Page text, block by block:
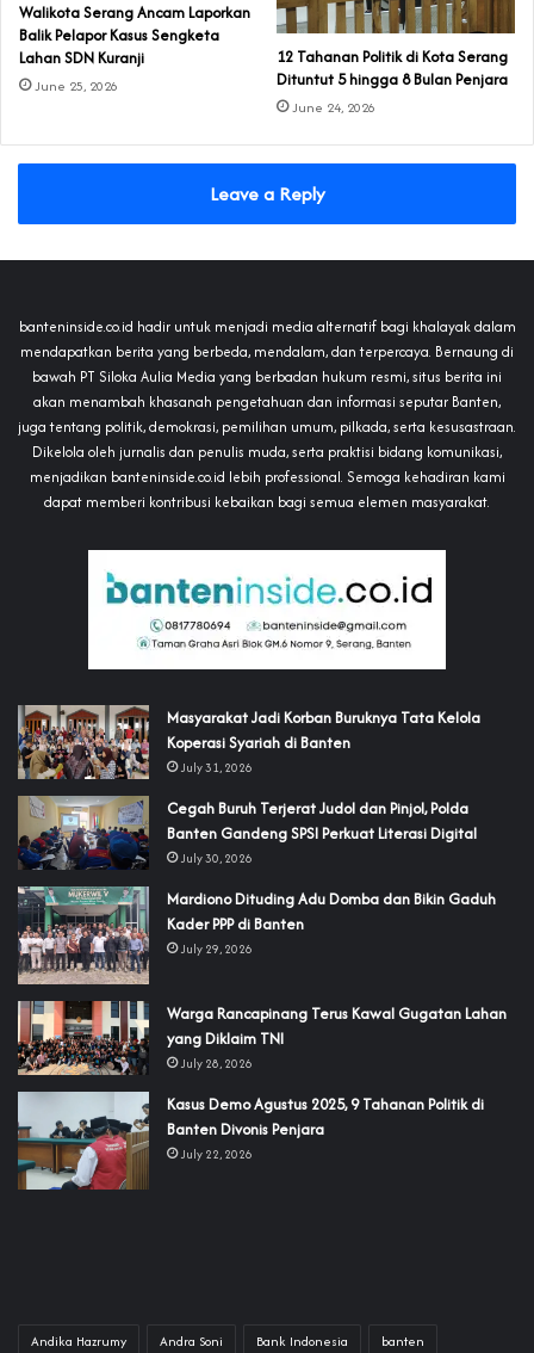
Walikota Serang Ancam Laporkan
Balik Pelapor Kasus Sengketa
Lahan SDN Kuranji‎
June 25, 2026
‎12 Tahanan Politik di Kota Serang
Dituntut 5 hingga 8 Bulan Penjara‎‎
June 24, 2026
Leave a Reply
banteninside.co.id hadir untuk menjadi media alternatif bagi khalayak dalam
mendapatkan berita yang berbeda, mendalam, dan terpercaya. Bernaung di
bawah PT Siloka Aulia Media yang berbadan hukum resmi, situs berita ini
akan menambah khasanah pengetahuan dan informasi seputar Banten,
juga tentang politik, demokrasi, pemilihan umum, pilkada, serta kesusastraan.
Dikelola oleh jurnalis dan penulis muda, serta praktisi bidang komunikasi,
menjadikan banteninside.co.id lebih professional. Semoga kehadiran kami
dapat memberi kontribusi kebaikan bagi semua elemen masyarakat.
‎Masyarakat Jadi Korban Buruknya Tata Kelola
Koperasi Syariah di Banten
July 31, 2026
Cegah Buruh Terjerat Judol dan Pinjol, Polda
Banten Gandeng SPSI Perkuat Literasi Digital
July 30, 2026
‎Mardiono Dituding Adu Domba dan Bikin Gaduh
Kader PPP di Banten
July 29, 2026
‎Warga Rancapinang Terus Kawal Gugatan Lahan
yang Diklaim TNI‎‎
July 28, 2026
‎Kasus Demo Agustus 2025, 9 Tahanan Politik di
Banten Divonis Penjara
July 22, 2026
Andika Hazrumy Andra Soni Bank Indonesia banten